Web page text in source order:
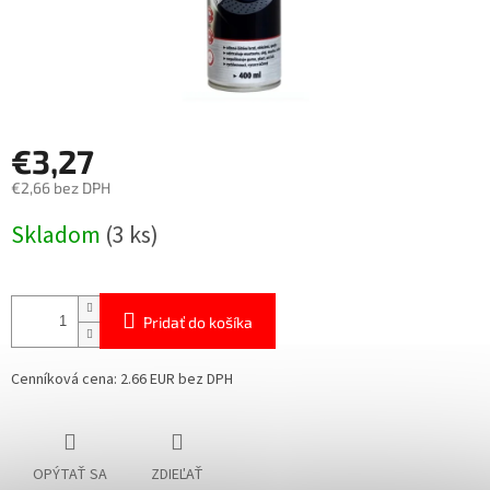
€3,27
€2,66 bez DPH
cena:
Skladom (3 ks)
Pridať do košíka
Cenníková cena: 2.66 EUR bez DPH
OPÝTAŤ SA ZDIEĽAŤ